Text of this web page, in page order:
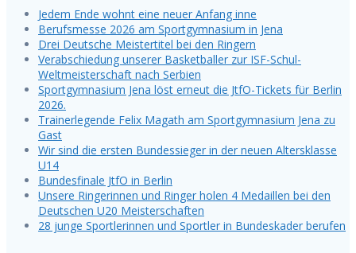
Jedem Ende wohnt eine neuer Anfang inne
Berufsmesse 2026 am Sportgymnasium in Jena
Drei Deutsche Meistertitel bei den Ringern
Verabschiedung unserer Basketballer zur ISF-Schul-
Weltmeisterschaft nach Serbien
Sportgymnasium Jena löst erneut die JtfO-Tickets für Berlin
2026.
Trainerlegende Felix Magath am Sportgymnasium Jena zu
Gast
Wir sind die ersten Bundessieger in der neuen Altersklasse
U14
Bundesfinale JtfO in Berlin
Unsere Ringerinnen und Ringer holen 4 Medaillen bei den
Deutschen U20 Meisterschaften
28 junge Sportlerinnen und Sportler in Bundeskader berufen